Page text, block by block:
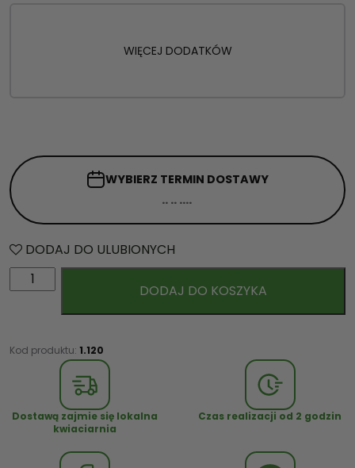
WIĘCEJ DODATKÓW
WYBIERZ TERMIN DOSTAWY
DODAJ DO ULUBIONYCH
l
ć
DODAJ DO KOSZYKA
Kod produktu: 1.120
Dostawą zajmie się lokalna
kwiaciarnia
Czas realizacji od 2 godzin